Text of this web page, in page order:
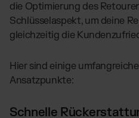
die Optimierung des
Schlüsselaspekt, um deine
gleichzeitig die
Hier sind einige
Ansatzpunkte:
Schnelle